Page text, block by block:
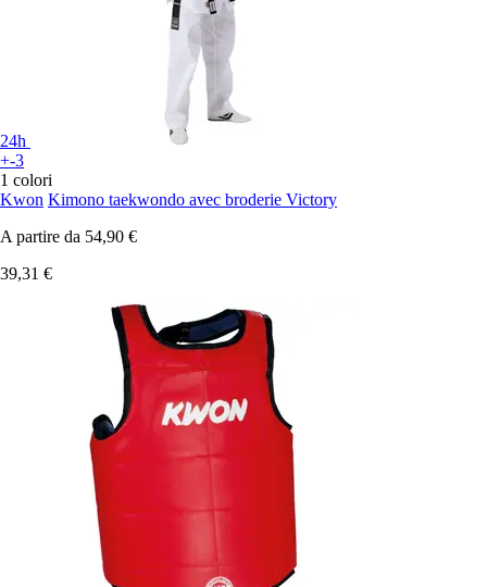
24h
+-3
1 colori
Kwon Kimono taekwondo avec broderie Victory
A partire da 54,90 €
39,31 €